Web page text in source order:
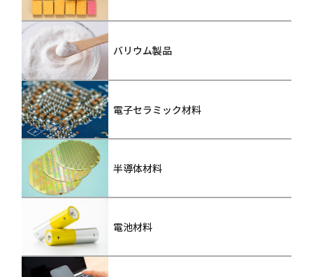
バリウム製品
電子セラミック材料
半導体材料
電池材料